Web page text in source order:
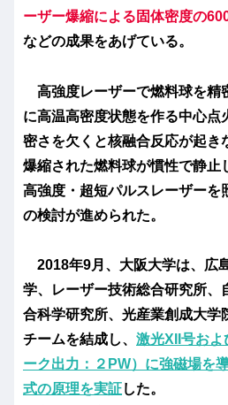
ーザー爆縮による固体密度の
などの成果をあげている。
高強度レーザーで燃料球を精
に高温高密度状態を作る中心点
密さを欠くと核融合反応が起き
爆縮された燃料球が慣性で静止
高強度・超短パルスレーザーを
の検討が進められた。
2018年9月、大阪大学は、広
学、レーザー技術総合研究所、
合科学研究所、光産業創成大学
チームを結成し、 激光XII号お
ーク出力：２PW）に強磁場を導
式の原理を実証した。